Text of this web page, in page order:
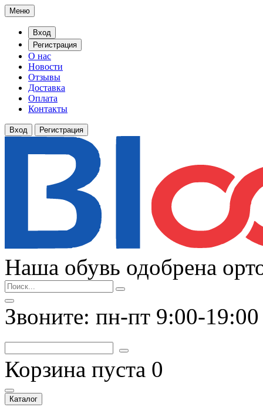
Меню
Вход
Регистрация
О нас
Новости
Отзывы
Доставка
Оплата
Контакты
Вход Регистрация
Наша обувь одобрена
Звоните: пн-пт 9:00-19:00
Корзина пуста 0
Каталог